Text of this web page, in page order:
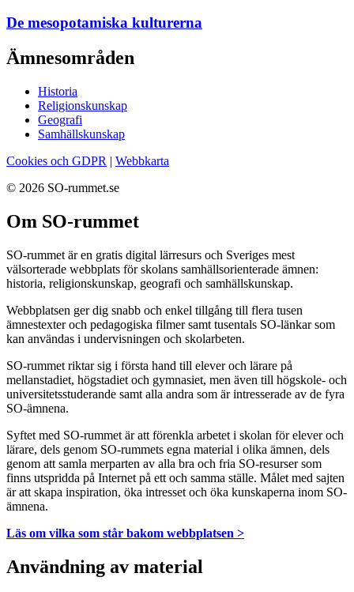
De mesopotamiska kulturerna
Ämnesområden
Historia
Religionskunskap
Geografi
Samhällskunskap
Cookies och GDPR | Webbkarta
© 2026 SO-rummet.se
Om SO-rummet
SO-rummet är en gratis digital lärresurs och Sveriges mest
välsorterade webbplats för skolans samhällsorienterade ämnen:
historia, religionskunskap, geografi och samhällskunskap.
Webbplatsen ger dig snabb och enkel tillgång till flera tusen
ämnestexter och pedagogiska filmer samt tusentals SO-länkar som
kan användas i undervisningen och skolarbeten.
SO-rummet riktar sig i första hand till elever och lärare på
mellanstadiet, högstadiet och gymnasiet, men även till högskole- och
universitetsstuderande samt alla andra som är intresserade av de fyra
SO-ämnena.
Syftet med SO-rummet är att förenkla arbetet i skolan för elever och
lärare, dels genom SO-rummets egna material i olika ämnen, dels
genom att samla merparten av alla bra och fria SO-resurser som
finns utspridda på Internet på ett och samma ställe. Målet med sajten
är att skapa inspiration, öka intresset och öka kunskaperna inom SO-
ämnena.
Läs om vilka som står bakom webbplatsen >
Användning av material